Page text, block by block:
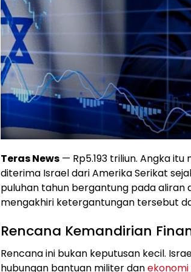
Teras News — Rp5.193 triliun. Angka
diterima Israel dari Amerika Serikat
puluhan tahun bergantung pada aliran
mengakhiri ketergantungan tersebut
Rencana Kemandirian
Rencana ini bukan keputusan kecil.
hubungan bantuan militer danekonomi